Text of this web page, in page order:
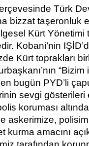
Türk
bizzat taşeronluk
Kürt Yönetimi
Kobani’nin
Kürt toprakları
bugün PYD’li
sevgi
koruması
askerimize,
kurma amacını